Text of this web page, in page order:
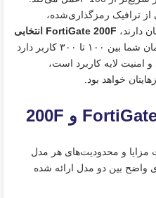
از ترافیک رمزگذاری‌شده،
دارند،
FortiGate 200F انتخابی
است. در مقابل، اگر سازمان شما بین ۱۰۰ تا ۳۰۰ کاربر دارد
لایه کاربرد است،
خواهد بود.
مزایا و محدودیت‌های هر مدل
واضح بین دو مدل ارائه شده